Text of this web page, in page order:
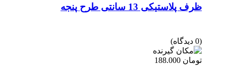
ظرف پلاستیکی 13 سانتی طرح پنجه
(0 دیدگاه)
تومان